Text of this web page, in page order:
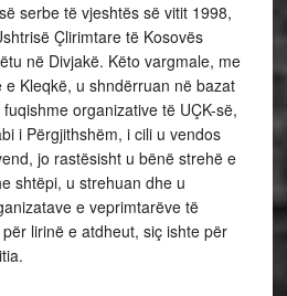
serbe të vjeshtës së vitit 1998,
Çlirimtare të Kosovës
në Divjakë. Këto vargmale, me
Kleqkë, u shndërruan në bazat
organizative të UÇK-së,
i Përgjithshëm, i cili u vendos
jo rastësisht u bënë strehë e
shtëpi, u strehuan dhe u
e veprimtarëve të
lirinë e atdheut, siç ishte për